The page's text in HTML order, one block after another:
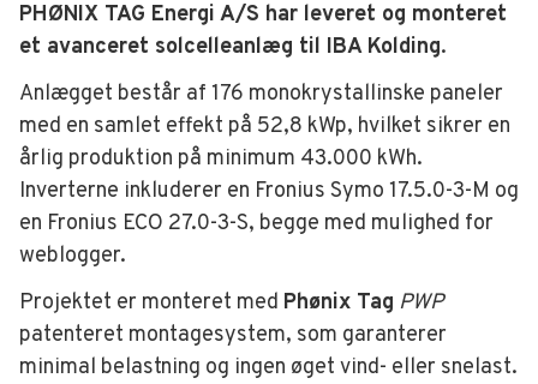
PHØNIX TAG Energi A/S har leveret og monteret
et avanceret solcelleanlæg til IBA Kolding.
Anlægget består af 176 monokrystallinske paneler
med en samlet effekt på 52,8 kWp, hvilket sikrer en
årlig produktion på minimum 43.000 kWh.
Inverterne inkluderer en Fronius Symo 17.5.0-3-M og
en Fronius ECO 27.0-3-S, begge med mulighed for
weblogger.
Projektet er monteret med Phønix Tag PWP
patenteret montagesystem, som garanterer
minimal belastning og ingen øget vind- eller snelast.